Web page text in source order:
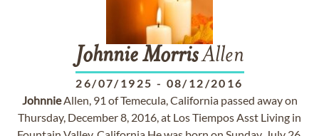
Johnnie MorrisAllen
26/07/1925 - 08/12/2016
JohnnieAllen, 91 of Temecula, California passed away on
Thursday, December 8, 2016, at Los Tiempos Asst Living in